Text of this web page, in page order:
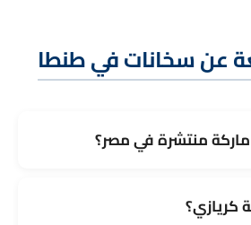
عن سخانات في طنطا
ماركة منتشرة في مصر؟
كريازي؟